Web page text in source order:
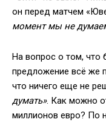
он перед матчем
момент мы не
На вопрос о том, что
предложение всё же
что ничего еще не
думать». Как можно
миллионов евро? По